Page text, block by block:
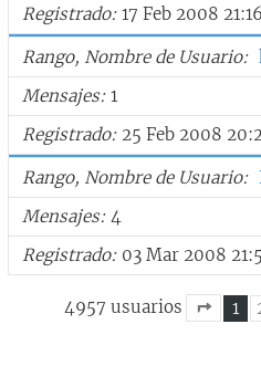
Registrado 17 Feb 2008 21:16
Rango, Nombre de Usuario
Mensajes 1
Registrado 25 Feb 2008
Rango, Nombre de Usuario
Mensajes 4
Registrado 03 Mar 2008
4957 usuarios
Página1
1